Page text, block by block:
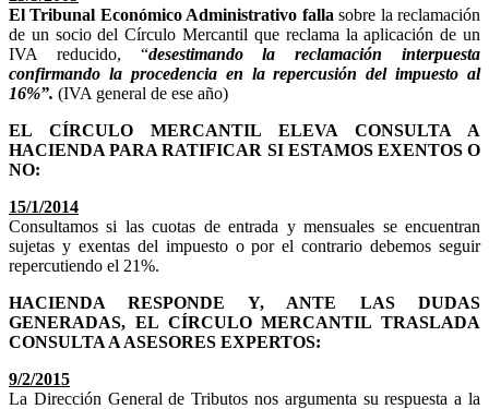
El Tribunal Económico Administrativo falla sobre la reclamación
de un socio del Círculo Mercantil que reclama la aplicación de un
IVA reducido, “desestimando la reclamación interpuesta
confirmando la procedencia en la repercusión del impuesto al
16%”. (IVA general de ese año)
EL CÍRCULO MERCANTIL ELEVA CONSULTA A
HACIENDA PARA RATIFICAR SI ESTAMOS EXENTOS O
NO:
15/1/2014
Consultamos si las cuotas de entrada y mensuales se encuentran
sujetas y exentas del impuesto o por el contrario debemos seguir
repercutiendo el 21%.
HACIENDA RESPONDE Y, ANTE LAS DUDAS
GENERADAS, EL CÍRCULO MERCANTIL TRASLADA
CONSULTA A ASESORES EXPERTOS:
9/2/2015
La Dirección General de Tributos nos argumenta su respuesta a la